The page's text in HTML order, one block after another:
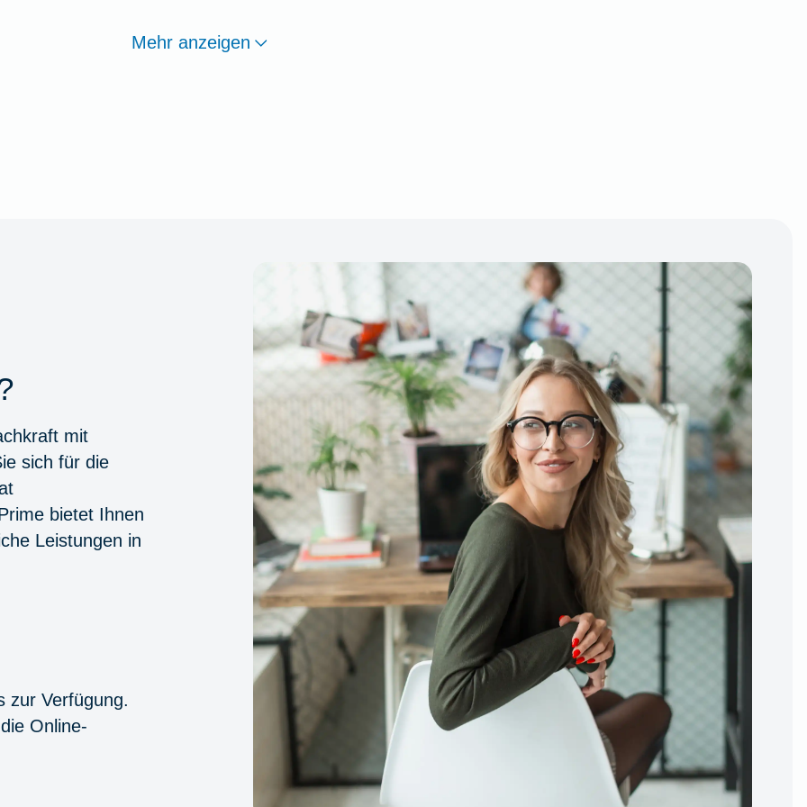
Mehr anzeigen
mit
sich für die
bietet Ihnen
Leistungen in
zur Verfügung.
Online-